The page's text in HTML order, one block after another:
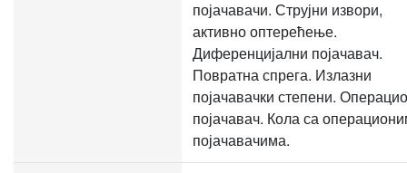
појачавачи. Струјни извори,
активно оптерећење.
Диференцијални појачавач.
Повратна спрега. Излазни
појачавачки степени.
појачавач. Кола са
појачавачима.